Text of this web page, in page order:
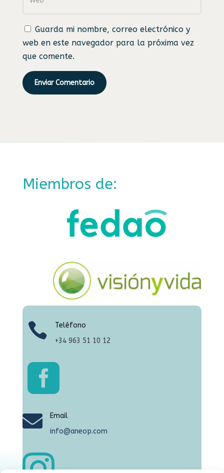
Guarda mi nombre, correo electrónico y
web en este navegador para la próxima vez
que comente.
Enviar Comentario
Miembros de:

Teléfono
+34 963 51 10 12


Email
info@aneop.com